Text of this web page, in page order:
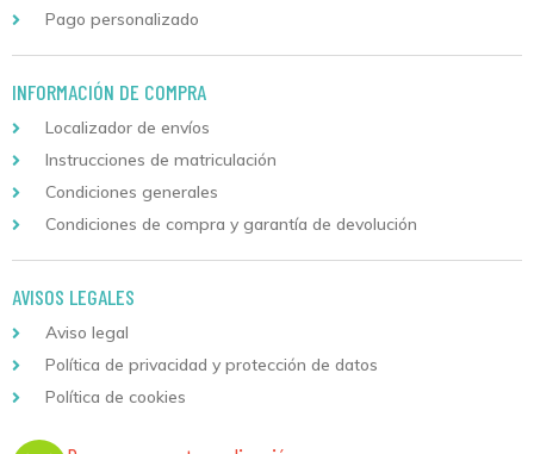
Pago personalizado
INFORMACIÓN DE COMPRA
Localizador de envíos
Instrucciones de matriculación
Condiciones generales
Condiciones de compra y garantía de devolución
AVISOS LEGALES
Aviso legal
Política de privacidad y protección de datos
Política de cookies